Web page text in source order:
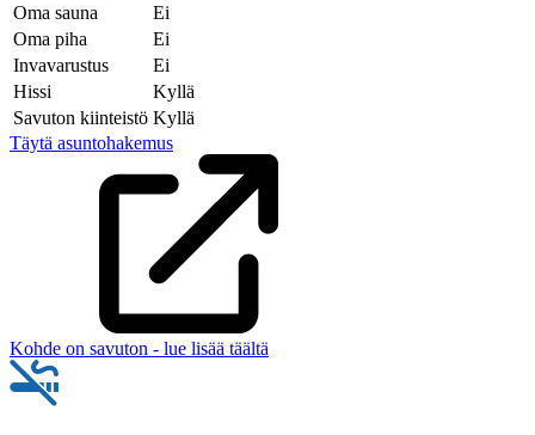
Oma sauna
Ei
Oma piha
Ei
Invavarustus
Ei
Hissi
Kyllä
Savuton kiinteistö Kyllä
Täytä asuntohakemus
Kohde on savuton - lue lisää täältä